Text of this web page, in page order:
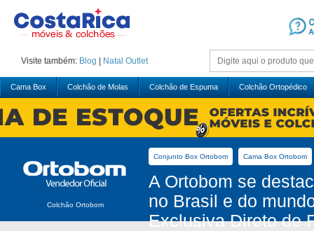
Visite também: Blog Natal Outlet
Cama Box Colchão de Molas Colchão de Espuma Colchão Ortopédico
Colchão Ortobom
Conjunto Box Ortobom Cama Box Ortobom
A Ortobom se
no Brasil e do
Exclusiva Direto de